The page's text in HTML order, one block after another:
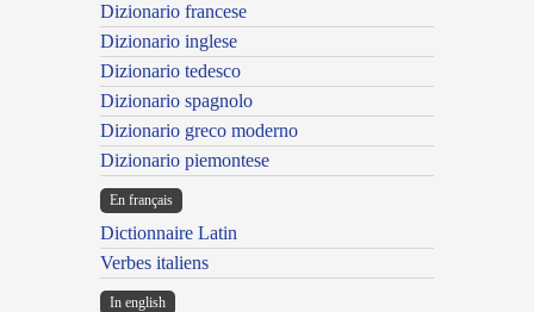
Dizionario francese
Dizionario inglese
Dizionario tedesco
Dizionario spagnolo
Dizionario greco moderno
Dizionario piemontese
En français
Dictionnaire Latin
Verbes italiens
In english